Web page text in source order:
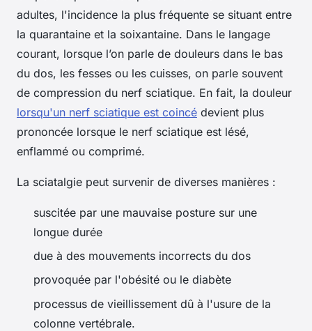
adultes, l'incidence la plus fréquente se situant entre
la quarantaine et la soixantaine. Dans le langage
courant, lorsque l’on parle de douleurs dans le bas
du dos, les fesses ou les cuisses, on parle souvent
de compression du nerf sciatique. En fait, la douleur
lorsqu'un nerf sciatique est coincé devient plus
prononcée lorsque le nerf sciatique est lésé,
enflammé ou comprimé.
La sciatalgie peut survenir de diverses manières :
suscitée par une mauvaise posture sur une
longue durée
due à des mouvements incorrects du dos
provoquée par l'obésité ou le diabète
processus de vieillissement dû à l'usure de la
colonne vertébrale.